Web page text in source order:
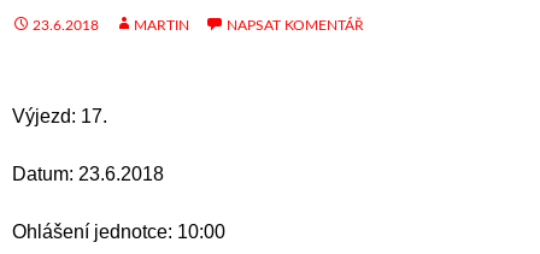
23.6.2018 MARTIN NAPSAT KOMENTÁŘ
Výjezd: 17.
Datum: 23.6.2018
Ohlášení jednotce: 10:00